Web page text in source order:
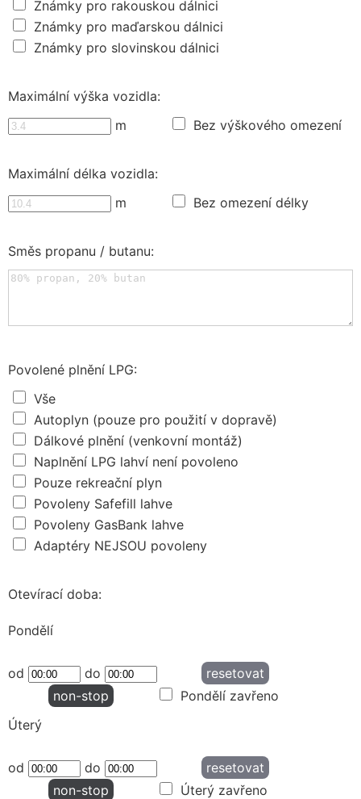
Známky pro rakouskou dálnici
Známky pro maďarskou dálnici
Známky pro slovinskou dálnici
Maximální výška vozidla:
m
Bez výškového omezení
Maximální délka vozidla:
m
Bez omezení délky
Směs propanu / butanu:
Povolené plnění LPG:
Vše
Autoplyn (pouze pro použití v dopravě)
Dálkové plnění (venkovní montáž)
Naplnění LPG lahví není povoleno
Pouze rekreační plyn
Povoleny Safefill lahve
Povoleny GasBank lahve
Adaptéry NEJSOU povoleny
Otevírací doba:
Pondělí
od do
resetovat
non-stop
Pondělí zavřeno
Úterý
od do
resetovat
non-stop
Úterý zavřeno